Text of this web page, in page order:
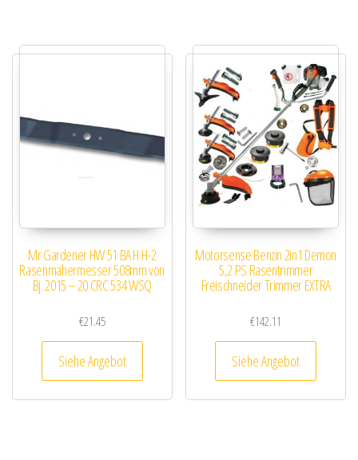
Mr Gardener HW 51 BA H H-2
Rasenmähermesser 508mm von
Bj. 2015 – 20 CRC 534 WSQ
€21.45
Siehe Angebot
Motorsense Benzin 2in1 Demon
5,2 PS Rasentrimmer
Freischneider Trimmer EXTRA
€142.11
Siehe Angebot